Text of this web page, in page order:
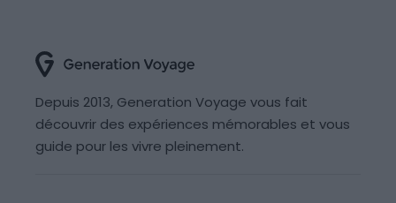
Depuis 2013, Generation Voyage vous fait
découvrir des expériences mémorables et vous
guide pour les vivre pleinement.